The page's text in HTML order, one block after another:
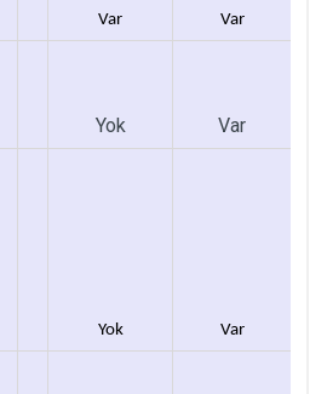
Var Var
Yok Var
Yok Var